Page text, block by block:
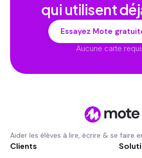
qui utilisent
Essayez Mote
Aucune carte
Aider les élèves à lire, écrire & se faire
Clients